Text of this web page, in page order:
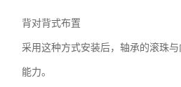
背对背式布置
采用这种方式安装后，轴承的滚珠
能力。